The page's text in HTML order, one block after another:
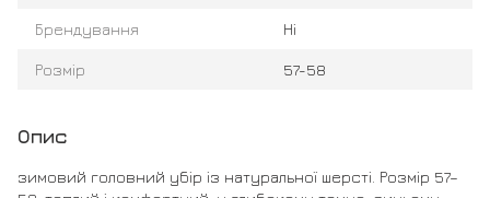
Брендування Ні
Розмір 57-58
Опис
зимовий головний убір із натуральної шерсті. Розмір 57–